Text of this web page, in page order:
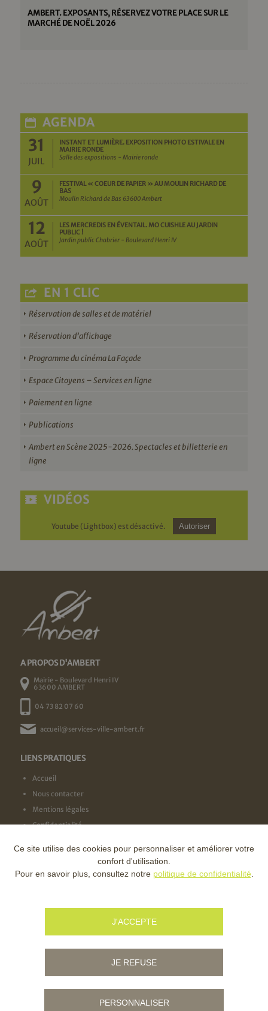
AMBERT. EXPOSANTS, RÉSERVEZ VOTRE PLACE SUR LE
MARCHÉ DE NOËL 2026
AGENDA
31
JUIL
INSTANT ET LUMIÈRE. EXPOSITION PHOTO ESTIVALE EN
MAIRIE RONDE
Salle des expositions - Mairie ronde
9
AOÛT
FESTIVAL « COEUR DE PAPIER » AU MOULIN RICHARD DE
BAS
Moulin Richard de Bas 63600 Ambert
12
AOÛT
LES MERCREDIS EN ÉVENTAIL. MO CUISHLE AU JARDIN
PUBLIC !
Jardin public Chabrier - Boulevard Henri IV
EN 1 CLIC
Réservation de salles et de matériel
Réservation d’affichage
Programme du cinéma La Façade
Espace Citoyens – Services en ligne
Paiement en ligne
Publications
Ambert en Scène 2025-2026. Spectacles et billetterie en
ligne
VIDÉOS
Youtube (Lightbox) est désactivé. Autoriser
A PROPOS D'AMBERT
Mairie - Boulevard Henri IV
63600 AMBERT
04 73 82 07 60
accueil@services-ville-ambert.fr
LIENS PRATIQUES
Accueil
Nous contacter
Mentions légales
Confidentialité
NOS LABELS
Ce site utilise des cookies pour personnaliser et améliorer votre
confort d'utilisation.
Pour en savoir plus, consultez notre politique de confidentialité
J'ACCEPTE
JE REFUSE
PERSONNALISER